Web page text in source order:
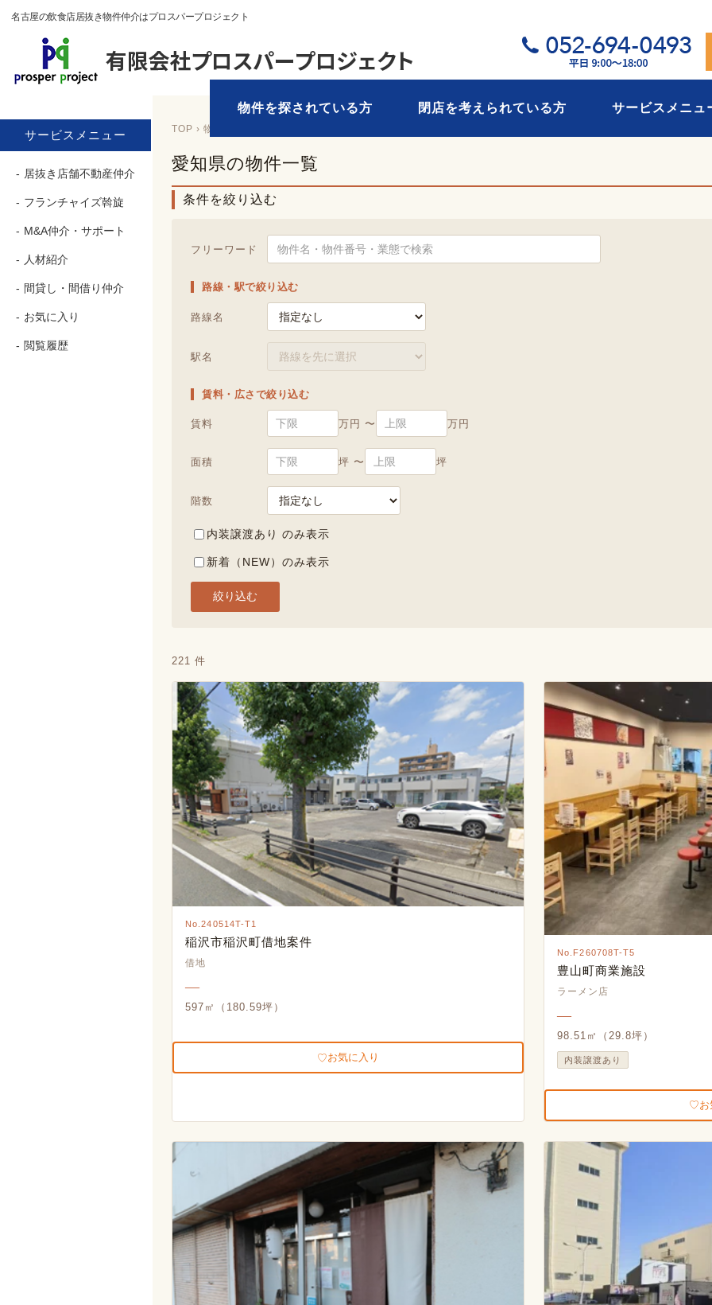
名古屋の飲食店居抜き物件仲介はプロスパープロジェクト
物件を探されている方 閉店を考えられている方 サービスメニュ
TOP › 物件を探す
愛知県の物件一覧
条件を絞り込む
フリーワード
路線・駅で絞り込む
路線名
駅名
賃料・広さで絞り込む
賃料 万円 〜 万円
面積 坪 〜 坪
階数
内装譲渡あり のみ表示
新着（NEW）のみ表示
絞り込む
221 件
No.240514T-T1
稲沢市稲沢町借地案件
借地
―
597㎡（180.59坪）
お気に入り
No.F260708T-T5
豊山町商業施設
ラーメン店
―
98.51㎡（29.8坪）
内装譲渡あり
サービスメニュー
居抜き店舗不動産仲介
フランチャイズ斡旋
M&A仲介・サポート
人材紹介
間貸し・間借り仲介
お気に入り
閲覧履歴